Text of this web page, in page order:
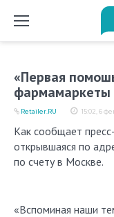
«Первая
фармамаркеты
15:02, 6
Retailer.RU
Как сообщает пресс-служба компании, аптека
открывшаяся по
по счету в Москве.
«Вспоминая наши